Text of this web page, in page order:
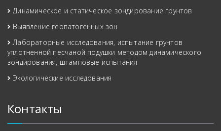
Динамическое и статическое зондирование грунтов
Выявление геопатогенных зон
Лабораторные исследования, испытание грунтов
уплотненной песчаной подушки методом динамического
зондирования, штамповые испытания
Экологические исследования
Контакты